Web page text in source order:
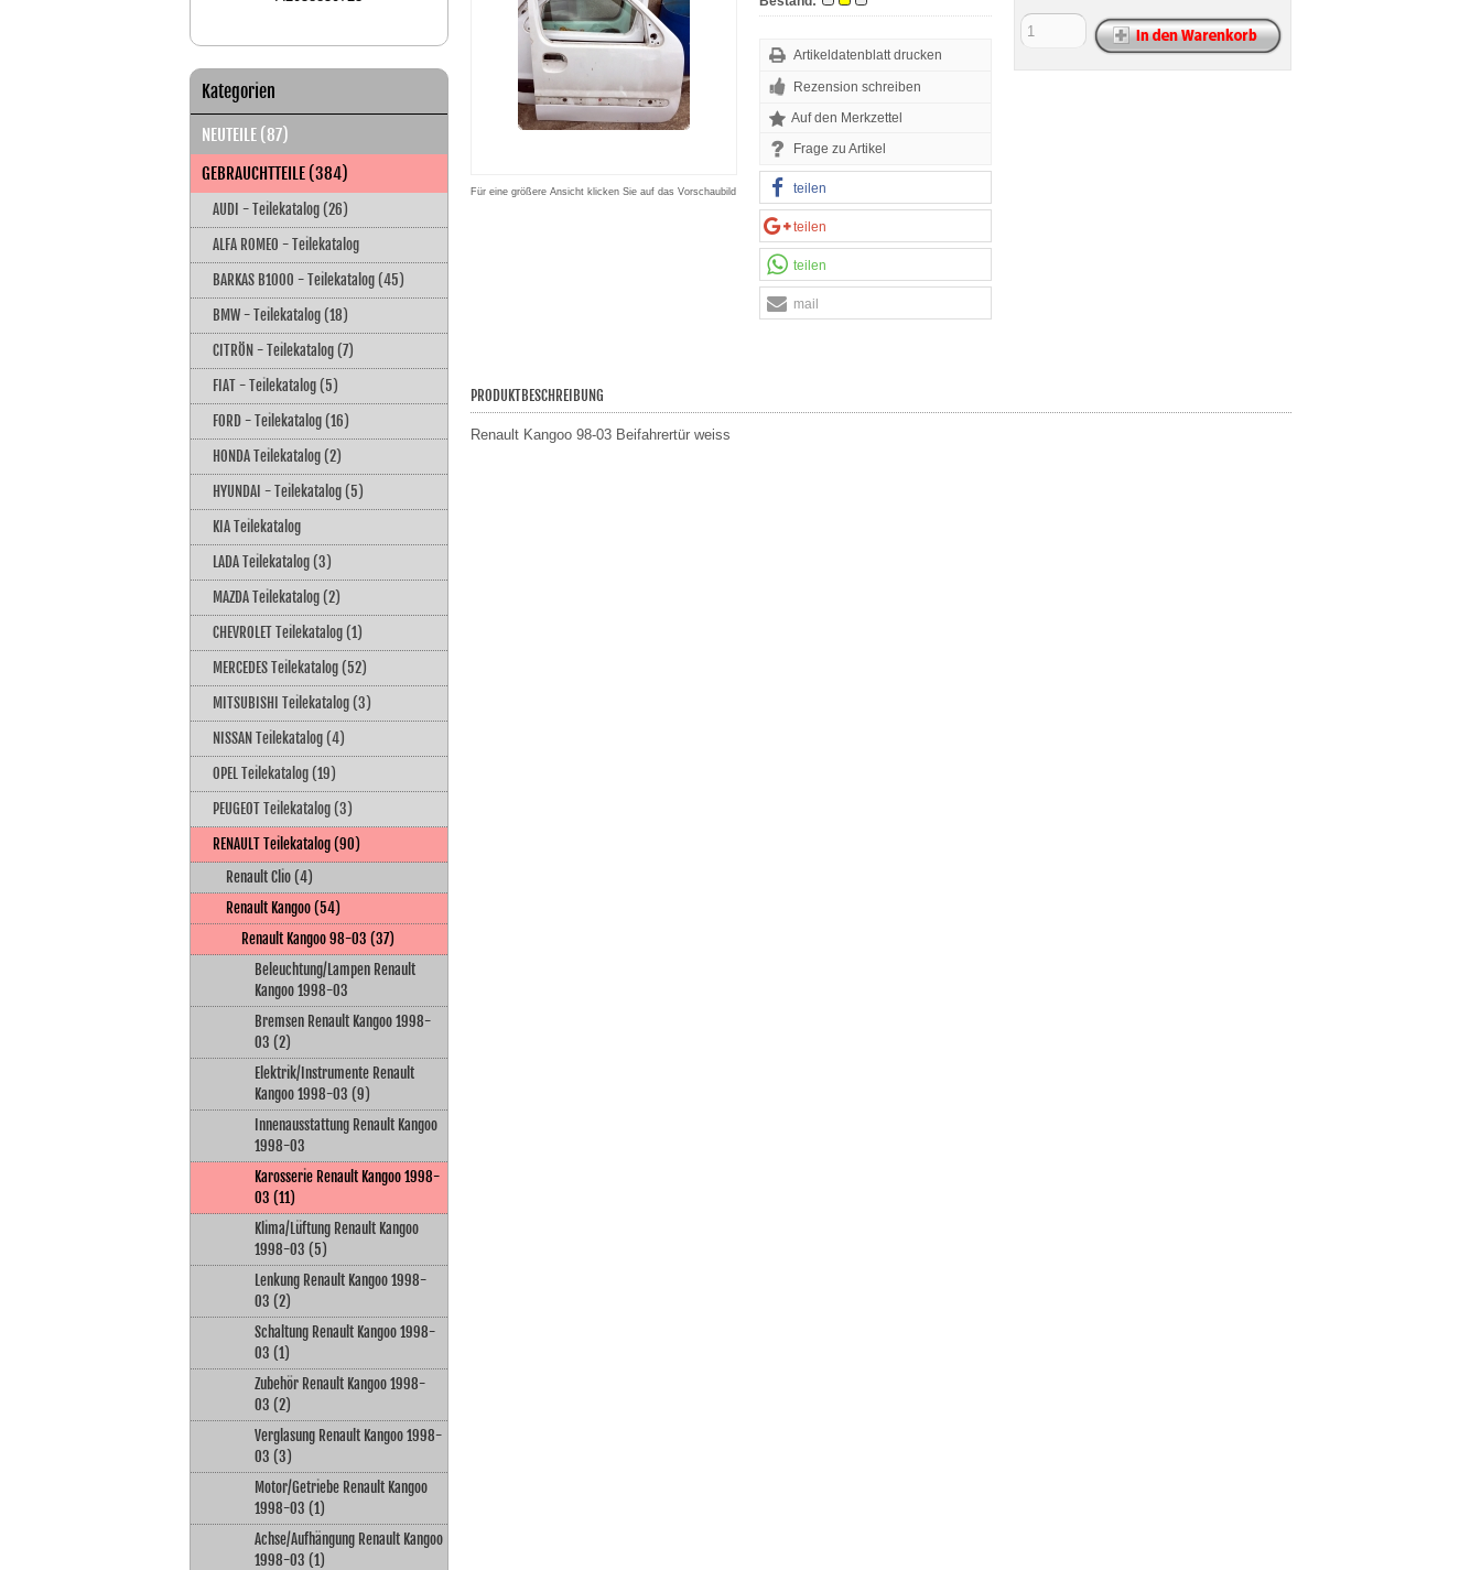
Kategorien
NEUTEILE (87)
GEBRAUCHTTEILE (384)
AUDI - Teilekatalog (26)
ALFA ROMEO - Teilekatalog
BARKAS B1000 - Teilekatalog (45)
BMW - Teilekatalog (18)
CITRÖN - Teilekatalog (7)
FIAT - Teilekatalog (5)
FORD - Teilekatalog (16)
HONDA Teilekatalog (2)
HYUNDAI - Teilekatalog (5)
KIA Teilekatalog
LADA Teilekatalog (3)
MAZDA Teilekatalog (2)
CHEVROLET Teilekatalog (1)
MERCEDES Teilekatalog (52)
MITSUBISHI Teilekatalog (3)
NISSAN Teilekatalog (4)
OPEL Teilekatalog (19)
PEUGEOT Teilekatalog (3)
RENAULT Teilekatalog (90)
Renault Clio (4)
Renault Kangoo (54)
Renault Kangoo 98-03 (37)
Beleuchtung/Lampen Renault
Kangoo 1998-03
Bremsen Renault Kangoo 1998-
03 (2)
Elektrik/Instrumente Renault
Kangoo 1998-03 (9)
Innenausstattung Renault Kangoo
1998-03
Karosserie Renault Kangoo 1998-
03 (11)
Klima/Lüftung Renault Kangoo
1998-03 (5)
Lenkung Renault Kangoo 1998-
03 (2)
Schaltung Renault Kangoo 1998-
03 (1)
Zubehör Renault Kangoo 1998-
03 (2)
Verglasung Renault Kangoo 1998-
03 (3)
Motor/Getriebe Renault Kangoo
1998-03 (1)
Achse/Aufhängung Renault Kangoo
1998-03 (1)
Für eine größere Ansicht klicken Sie auf das Vorschaubild
Artikeldatenblatt drucken
Rezension schreiben
Frage zu Artikel
teilen
teilen
teilen
mail
PRODUKTBESCHREIBUNG
Renault Kangoo 98-03 Beifahrertür weiss